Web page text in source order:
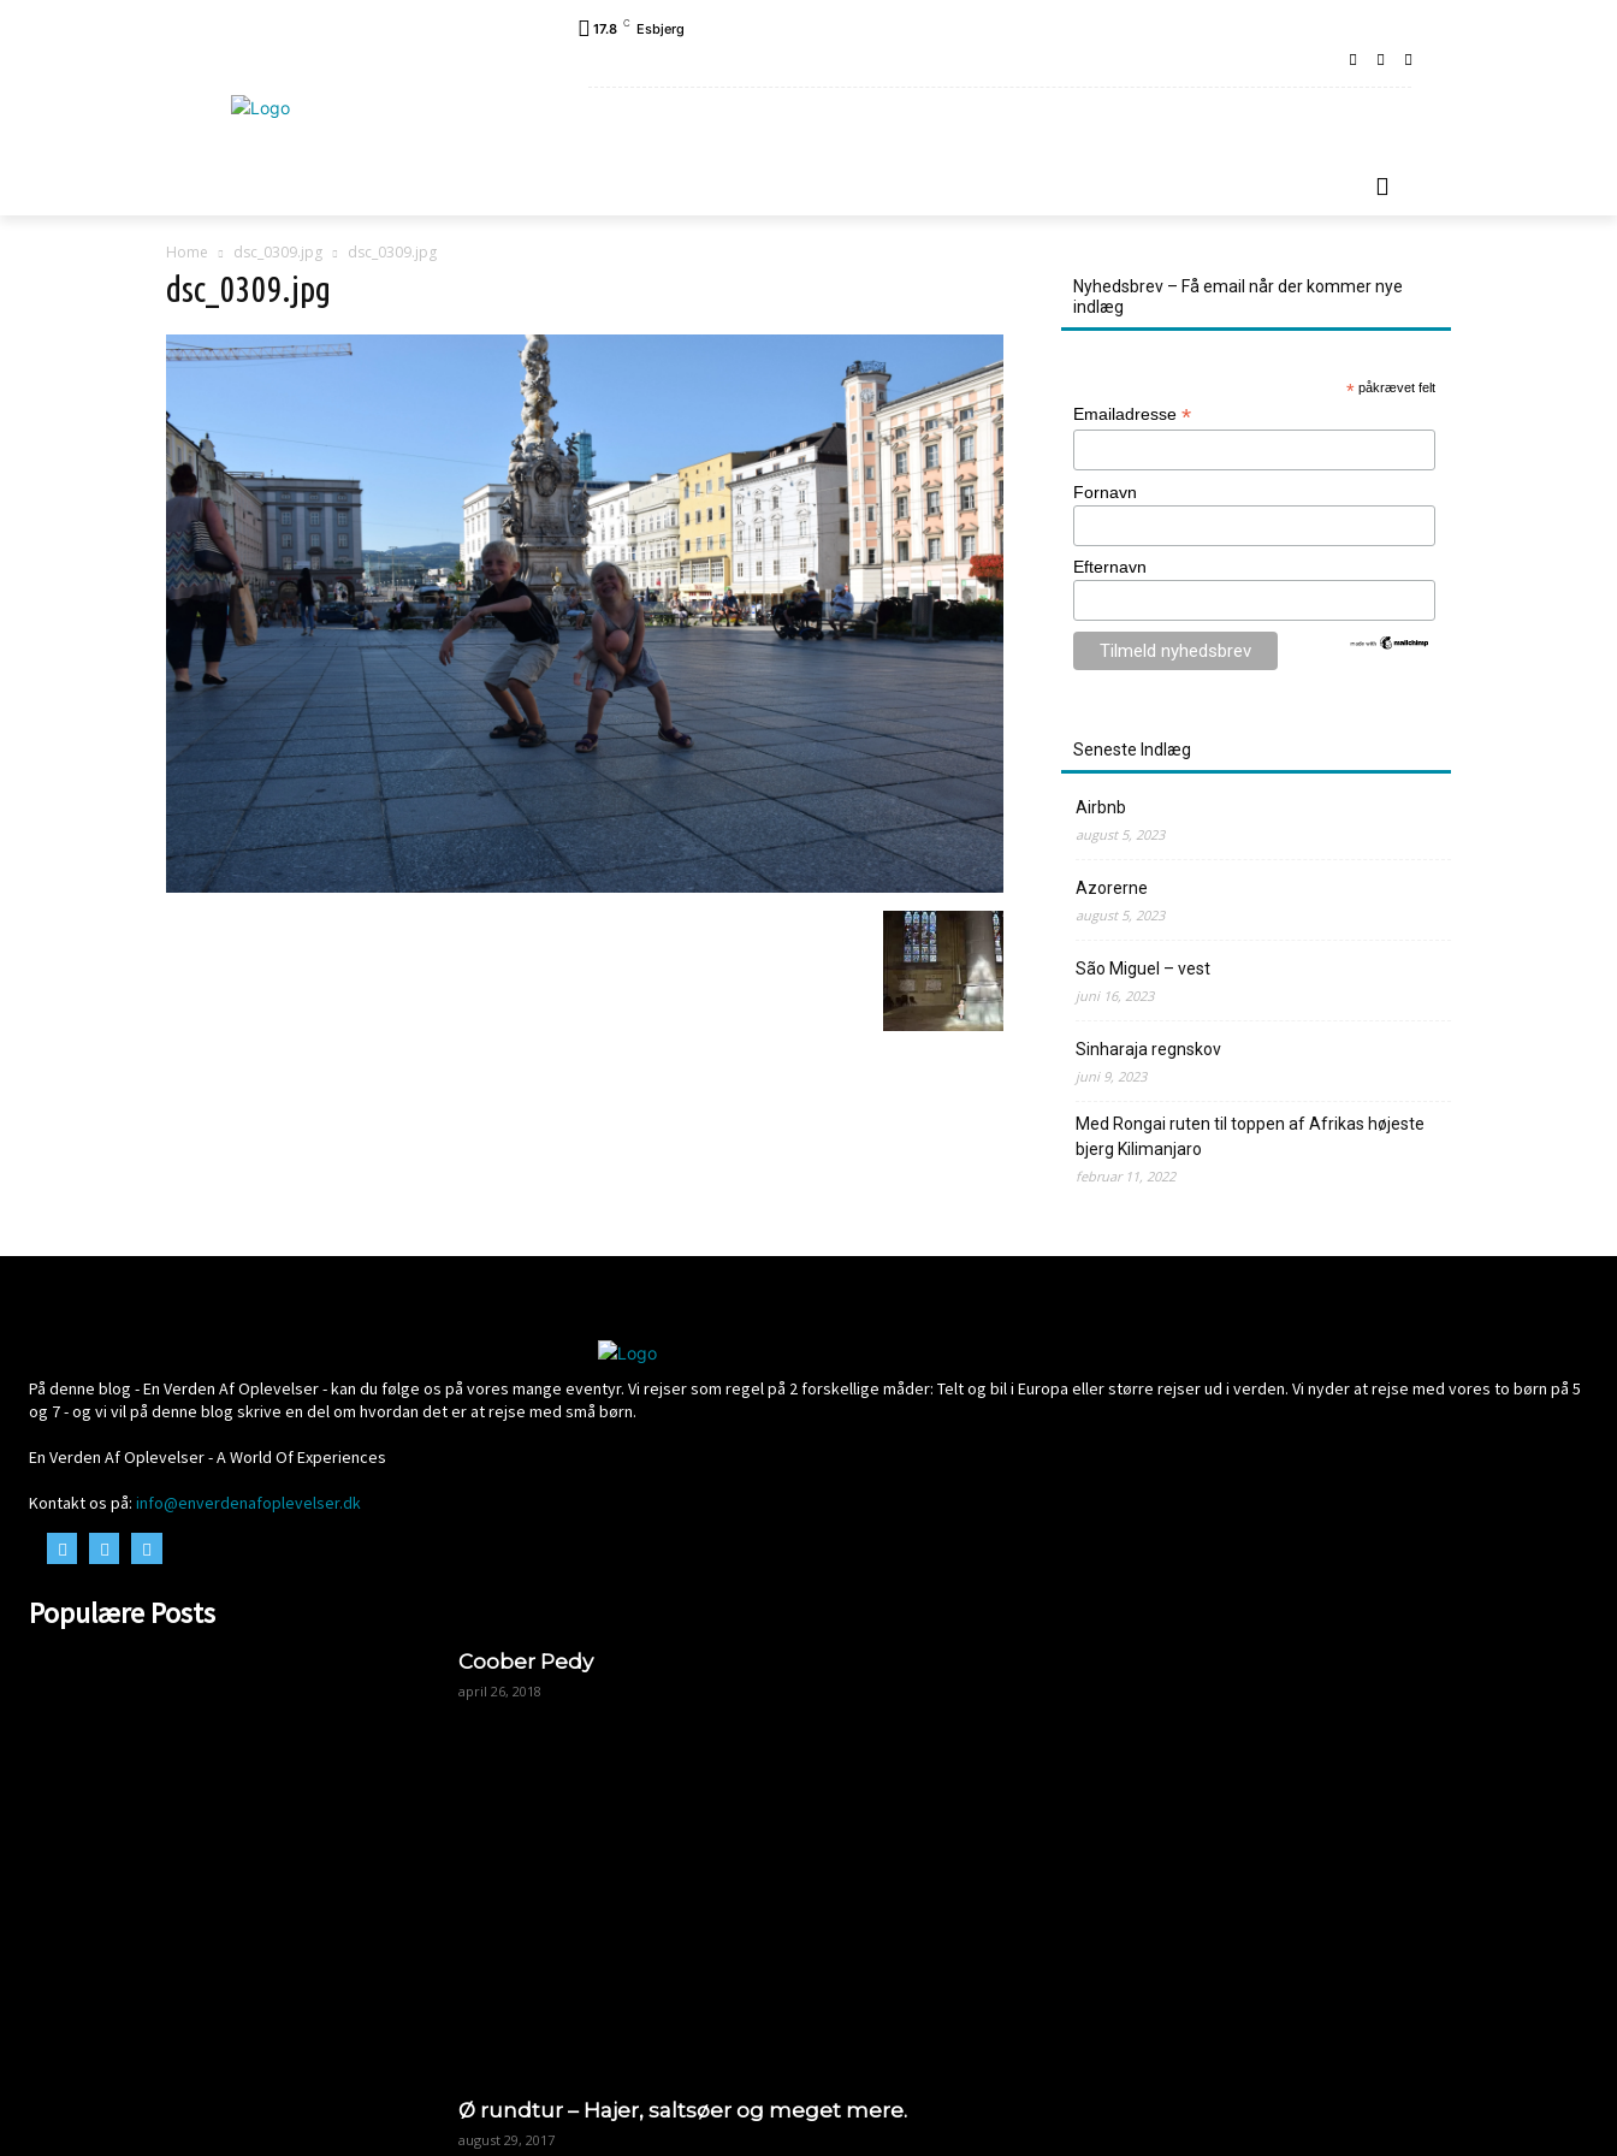
17.8 C Esbjerg
Home dsc_0309.jpg dsc_0309.jpg
dsc_0309.jpg
Nyhedsbrev – Få email når der kommer nye
indlæg
* påkrævet felt
Emailadresse *
Fornavn
Efternavn
Seneste Indlæg
Airbnb
august 5, 2023
Azorerne
august 5, 2023
São Miguel – vest
juni 16, 2023
Sinharaja regnskov
juni 9, 2023
Med Rongai ruten til toppen af Afrikas højeste
bjerg Kilimanjaro
februar 11, 2022
På denne blog - En Verden Af Oplevelser - kan du følge os på vores mange eventyr. Vi rejser som regel på 2 forskellige måder: Telt og bil i Europa eller større rejser ud i verden. Vi nyder at rejse med vores to børn på 5
og 7 - og vi vil på denne blog skrive en del om hvordan det er at rejse med små børn.
En Verden Af Oplevelser - A World Of Experiences
Kontakt os på: info@enverdenafoplevelser.dk
Populære Posts
Coober Pedy
april 26, 2018
Ø rundtur – Hajer, saltsøer og meget mere.
august 29, 2017